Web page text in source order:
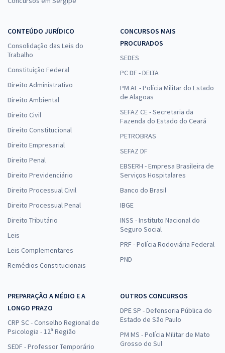
CONTEÚDO JURÍDICO
Consolidação das Leis do
Trabalho
Constituição Federal
Direito Administrativo
Direito Ambiental
Direito Civil
Direito Constitucional
Direito Empresarial
Direito Penal
Direito Previdenciário
Direito Processual Civil
Direito Processual Penal
Direito Tributário
Leis
Leis Complementares
Remédios Constitucionais
CONCURSOS MAIS
PROCURADOS
SEDES
PC DF - DELTA
PM AL - Polícia Militar do Estado
de Alagoas
SEFAZ CE - Secretaria da
Fazenda do Estado do Ceará
PETROBRAS
SEFAZ DF
EBSERH - Empresa Brasileira de
Serviços Hospitalares
Banco do Brasil
IBGE
INSS - Instituto Nacional do
Seguro Social
PRF - Polícia Rodoviária Federal
PND
PREPARAÇÃO A MÉDIO E A
LONGO PRAZO
CRP SC - Conselho Regional de
Psicologia - 12ª Região
SEDF - Professor Temporário
OUTROS CONCURSOS
DPE SP - Defensoria Pública do
Estado de São Paulo
PM MS - Polícia Militar de Mato
Grosso do Sul